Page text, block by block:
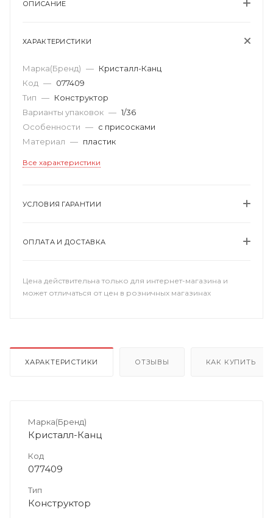
ОПИСАНИЕ
ХАРАКТЕРИСТИКИ
Марка(Бренд) — Кристалл-Канц
Код — 077409
Тип — Конструктор
Варианты упаковок — 1/36
Особенности — с присосками
Материал — пластик
Все характеристики
УСЛОВИЯ ГАРАНТИИ
ОПЛАТА И ДОСТАВКА
Цена действительна только для интернет-магазина и
может отличаться от цен в розничных магазинах
ХАРАКТЕРИСТИКИ ОТЗЫВЫ КАК КУПИТЬ
Марка(Бренд)
Кристалл-Канц
Код
077409
Тип
Конструктор